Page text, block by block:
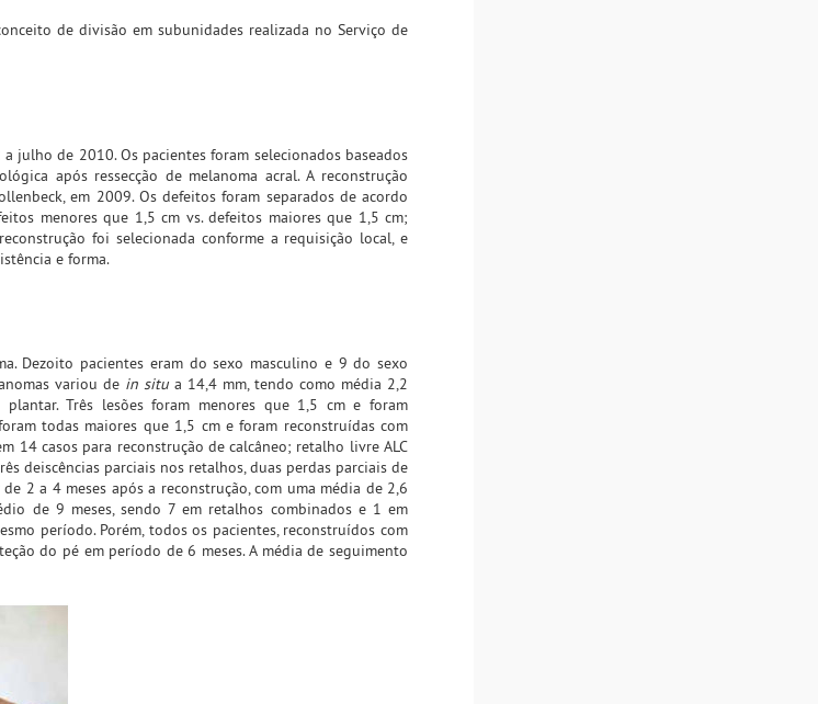
de divisão em subunidades realizada no Serviço de
julho de 2010. Os pacientes foram selecionados baseados
após ressecção de melanoma acral. A reconstrução
em 2009. Os defeitos foram separados de acordo
menores que 1,5 cm vs. defeitos maiores que 1,5 cm;
foi selecionada conforme a requisição local, e
e forma.
Dezoito pacientes eram do sexo masculino e 9 do sexo
variou de in situ a 14,4 mm, tendo como média 2,2
Três lesões foram menores que 1,5 cm e foram
todas maiores que 1,5 cm e foram reconstruídas com
14 casos para reconstrução de calcâneo; retalho livre ALC
deiscências parciais nos retalhos, duas perdas parciais de
2 a 4 meses após a reconstrução, com uma média de 2,6
de 9 meses, sendo 7 em retalhos combinados e 1 em
período. Porém, todos os pacientes, reconstruídos com
do pé em período de 6 meses. A média de seguimento